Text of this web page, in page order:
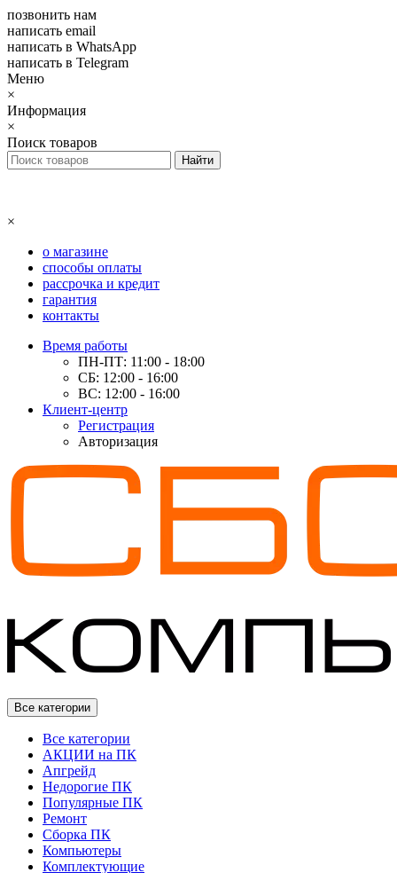
позвонить нам
написать email
написать в WhatsApp
написать в Telegram
Меню
×
Информация
×
Поиск товаров
×
о магазине
способы оплаты
рассрочка и кредит
гарантия
контакты
Время работы
ПН-ПТ: 11:00 - 18:00
СБ: 12:00 - 16:00
ВС: 12:00 - 16:00
Клиент-центр
Регистрация
Авторизация
Все категории
Все категории
АКЦИИ на ПК
Апгрейд
Недорогие ПК
Популярные ПК
Ремонт
Сборка ПК
Компьютеры
Комплектующие